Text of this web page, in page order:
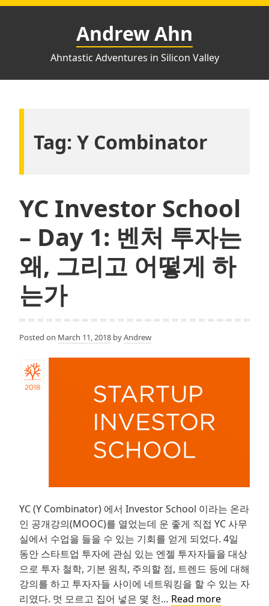
Skip
Andrew Ahn
Ahntastic Adventures in Silicon Valley
Tag: Y Combinator
YC Investor School
– Day 1: 벤처 투자는
왜, 그리고 어떻게 하
는가
Posted on March 11, 2018 byAndrew
YC (Y Combinator) 에서 Investor School 이라는 온라
인 공개강의(MOOC)를 열었는데 운 좋게 직접 YC 사무
실에서 수업을 들을 수 있는 기회를 얻게 되었다. 4일
동안 스타트업 투자에 관심 있는 엔젤 투자자들을 대상
으로 투자 철학, 기본 원칙, 주의할 점, 트렌드 등에 대해
강의를 하고 투자자들 사이에 네트워킹을 할 수 있는 자
리였다. 멋 모르고 집어 넣은 몇 천… Read moreYC